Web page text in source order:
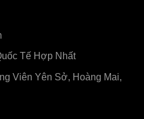
Tế Hợp Nhất
Viên Yên Sở, Hoàng Mai,